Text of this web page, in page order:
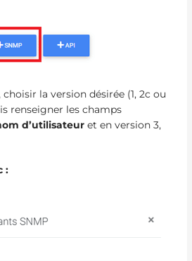
la version désirée (1, 2c ou
renseigner les champs
d’utilisateur et en version 3,
: